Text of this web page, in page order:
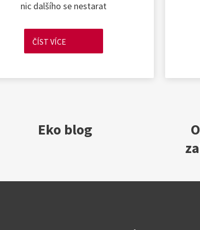
nic dalšího se nestarat
ČÍST VÍCE
Eko blog